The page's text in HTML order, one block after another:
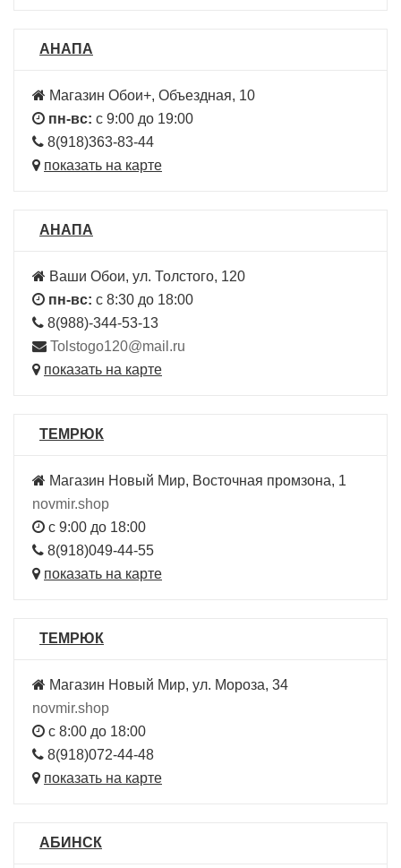
АНАПА
Магазин Обои+, Объездная, 10
пн-вс: с 9:00 до 19:00
8(918)363-83-44
показать на карте
АНАПА
Ваши Обои, ул. Толстого, 120
пн-вс: с 8:30 до 18:00
8(988)-344-53-13
Tolstogo120@mail.ru
показать на карте
ТЕМРЮК
Магазин Новый Мир, Восточная промзона, 1
novmir.shop
с 9:00 до 18:00
8(918)049-44-55
показать на карте
ТЕМРЮК
Магазин Новый Мир, ул. Мороза, 34
novmir.shop
с 8:00 до 18:00
8(918)072-44-48
показать на карте
АБИНСК